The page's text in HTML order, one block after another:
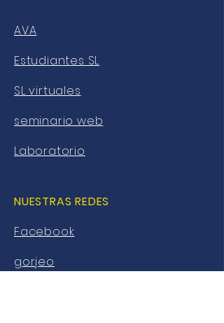
AVA
Estudiantes SL
SL virtuales
seminario web
Laboratorio
NUESTRAS REDES
Facebook
gorjeo